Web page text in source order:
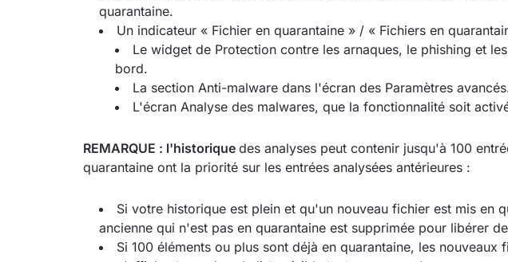
quarantaine.
Un indicateur « Fichier en quarantaine » / « Fichiers en
Le widget de Protection contre les arnaques, le phishing et
bord.
La section Anti-malware dans l'écran des Paramètres
L'écran Analyse des malwares, que la fonctionnalité soit
REMARQUE : l'historique des analyses peut contenir jusqu'à 100
quarantaine ont la priorité sur les entrées analysées antérieures :
Si votre historique est plein et qu'un nouveau fichier est mis en
ancienne qui n'est pas en quarantaine est supprimée pour libérer
Si 100 éléments ou plus sont déjà en quarantaine, les nouveaux